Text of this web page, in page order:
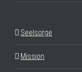
Seelsorge
Mission